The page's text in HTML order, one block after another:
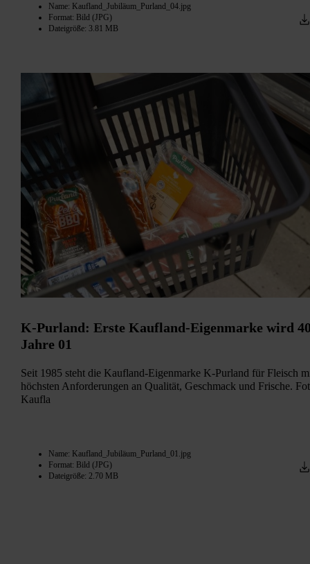
Name: Kaufland_Jubiläum_Purland_04.jpg
Format: Bild (JPG)
Dateigröße: 3.81 MB
K-Purland: Erste Kaufland-Eigenmarke wird
Jahre 01
Seit 1985 steht die Kaufland-Eigenmarke K-Purland für Fleisch
höchsten Anforderungen an Qualität, Geschmack und Frische.
Kaufla
Name: Kaufland_Jubiläum_Purland_01.jpg
Format: Bild (JPG)
Dateigröße: 2.70 MB